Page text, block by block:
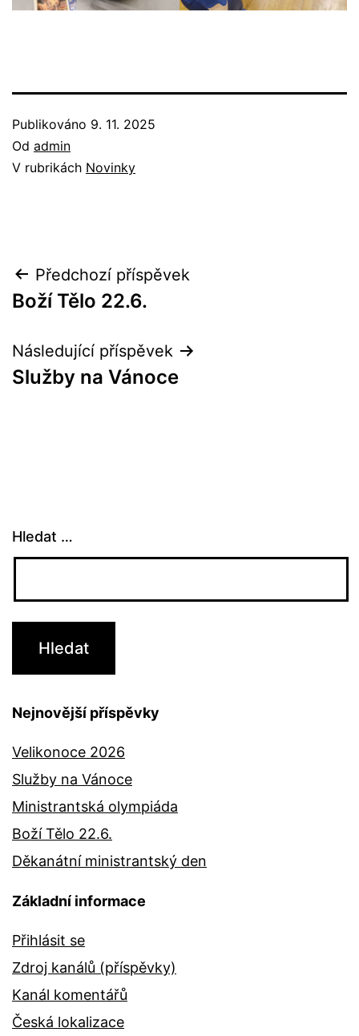
Publikováno 9. 11. 2025
Od admin
V rubrikách Novinky
Navigace
pro
příspěvek
Předchozí příspěvek
Boží Tělo 22.6.
Následující příspěvek
Služby na Vánoce
Hledat …
Nejnovější příspěvky
Velikonoce 2026
Služby na Vánoce
Ministrantská olympiáda
Boží Tělo 22.6.
Děkanátní ministrantský den
Základní informace
Přihlásit se
Zdroj kanálů (příspěvky)
Kanál komentářů
Česká lokalizace